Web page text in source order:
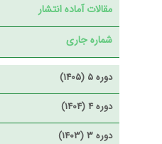
مقالات آماده انتشار
شماره جاری
دوره 5 (1405)
دوره 4 (1404)
دوره 3 (1403)